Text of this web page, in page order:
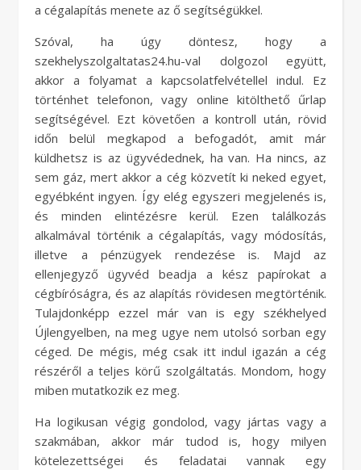
a cégalapítás menete az ő segítségükkel.
Szóval, ha úgy döntesz, hogy a
szekhelyszolgaltatas24.hu-val dolgozol együtt,
akkor a folyamat a kapcsolatfelvétellel indul. Ez
történhet telefonon, vagy online kitölthető űrlap
segítségével. Ezt követően a kontroll után, rövid
időn belül megkapod a befogadót, amit már
küldhetsz is az ügyvédednek, ha van. Ha nincs, az
sem gáz, mert akkor a cég közvetít ki neked egyet,
egyébként ingyen. Így elég egyszeri megjelenés is,
és minden elintézésre kerül. Ezen találkozás
alkalmával történik a cégalapítás, vagy módosítás,
illetve a pénzügyek rendezése is. Majd az
ellenjegyző ügyvéd beadja a kész papírokat a
cégbíróságra, és az alapítás rövidesen megtörténik.
Tulajdonképp ezzel már van is egy székhelyed
Újlengyelben, na meg ugye nem utolsó sorban egy
céged. De mégis, még csak itt indul igazán a cég
részéről a teljes körű szolgáltatás. Mondom, hogy
miben mutatkozik ez meg.
Ha logikusan végig gondolod, vagy jártas vagy a
szakmában, akkor már tudod is, hogy milyen
kötelezettségei és feladatai vannak egy